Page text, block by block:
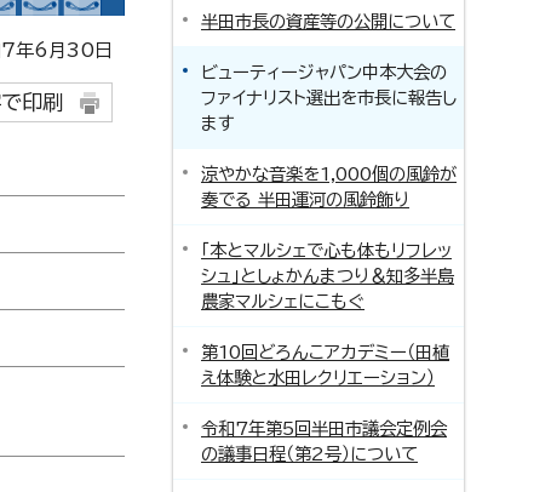
年6月30日
印刷
半田市長の資産等の公開について
ビューティージャパン中本大会の
ファイナリスト選出を市長に報告し
ます
涼やかな音楽を1,000個の風鈴が
奏でる 半田運河の風鈴飾り
「本とマルシェで心も体もリフレッ
シュ」としょかんまつり＆知多半島
農家マルシェにこもぐ
第10回どろんこアカデミー（田植
え体験と水田レクリエーション）
令和7年第5回半田市議会定例会
の議事日程（第2号）について